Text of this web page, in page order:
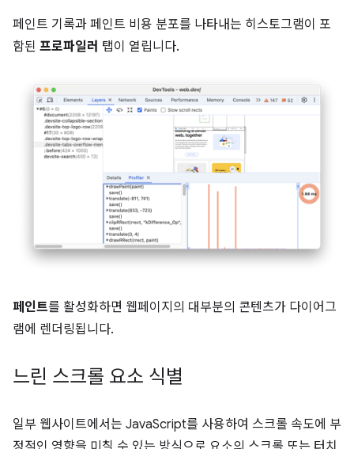
페인트 기록과 페인트 비용 분포를 나타내는 히스토그램이 포
함된 프로파일러 탭이 열립니다.
페인트를 활성화하면 웹페이지의 대부분의 콘텐츠가 다이어그
램에 렌더링됩니다.
느린 스크롤 요소 식별
일부 웹사이트에서는 JavaScript를 사용하여 스크롤 속도에 부